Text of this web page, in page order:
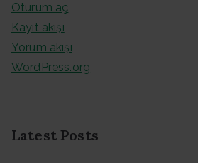
Oturum aç
Kayıt akışı
Yorum akışı
WordPress.org
Latest Posts